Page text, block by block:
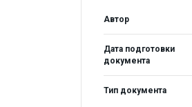
Автор
Дата подготовки
документа
Тип документа